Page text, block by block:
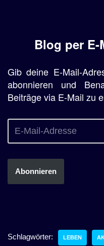
Blog per
Gib deine E-Mail-
abonnieren und
Beiträge via E-Mail zu
Abonnieren
Schlagwörter: LEBEN